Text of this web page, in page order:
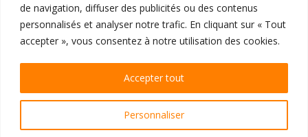
de navigation, diffuser des publicités ou des contenus
personnalisés et analyser notre trafic. En cliquant sur « Tout
accepter », vous consentez à notre utilisation des cookies.
Personnaliser
Accepter tout
juin 2021
mai 2021